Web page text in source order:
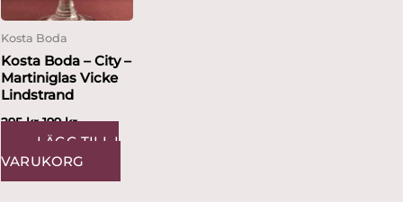
Kosta Boda
Kosta Boda – City –
Martiniglas Vicke
Lindstrand
295kr 199kr
LÄGG TILL I
VARUKORG